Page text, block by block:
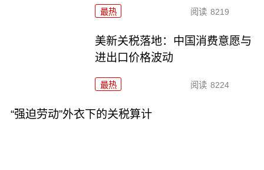
最热 阅读 8219
美新关税落地：中国消费意愿与
进出口价格波动
最热 阅读 8224
“强迫劳动”外衣下的关税算计